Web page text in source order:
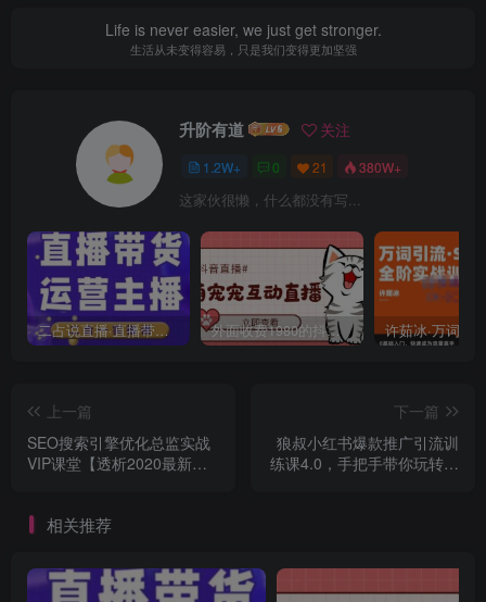
Life is never easier, we just get stronger.
生活从未变得容易，只是我们变得更加坚强
升阶有道 关注
1.2W+ 0 21 380W+
这家伙很懒，什么都没有写...
二占说直播·直播带货主播运营课程，主播运营二合一实操课 外面收费1980的抖音萌宠宠直播项目，可虚拟人直播，抖音报白，实时互动直播【软件+详细教程】
上一篇
SEO搜索引擎优化总监实战
VIP课堂【透析2020最新案
下一篇
狼叔小红书爆款推广引流训
练课4.0，手把手带你玩转小
相关推荐